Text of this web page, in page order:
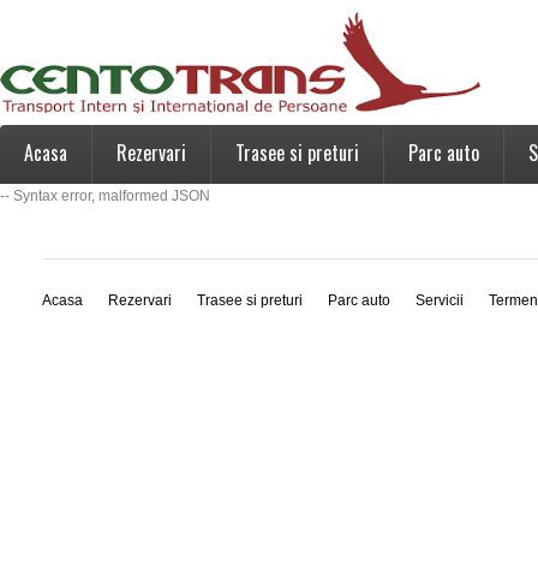
Acasa Rezervari Trasee si preturi Parc auto
-- Syntax error, malformed JSON
Acasa Rezervari Trasee si preturi Parc auto Servicii